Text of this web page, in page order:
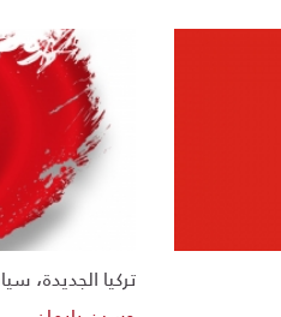
تركيا الجديدة،